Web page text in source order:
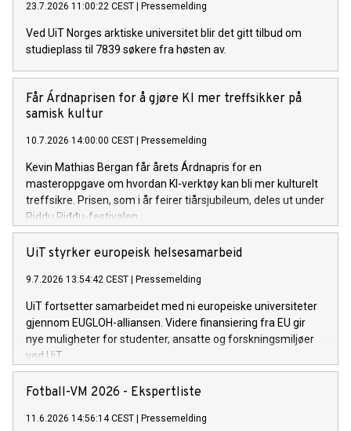
23.7.2026 11:00:22 CEST Pressemelding
Ved UiT Norges arktiske universitet blir det gitt tilbud om
studieplass til 7839 søkere fra høsten av.
Får Árdnaprisen for å gjøre KI mer treffsikker på
samisk kultur
10.7.2026 14:00:00 CEST Pressemelding
Kevin Mathias Bergan får årets Árdnapris for en
masteroppgave om hvordan KI-verktøy kan bli mer kulturelt
treffsikre. Prisen, som i år feirer tiårsjubileum, deles ut under
Riddu Riđđu-festivalen.
UiT styrker europeisk helsesamarbeid
9.7.2026 13:54:42 CEST Pressemelding
UiT fortsetter samarbeidet med ni europeiske universiteter
gjennom EUGLOH-alliansen. Videre finansiering fra EU gir
nye muligheter for studenter, ansatte og forskningsmiljøer
ved UiT.
Fotball-VM 2026 - Ekspertliste
11.6.2026 14:56:14 CEST Pressemelding